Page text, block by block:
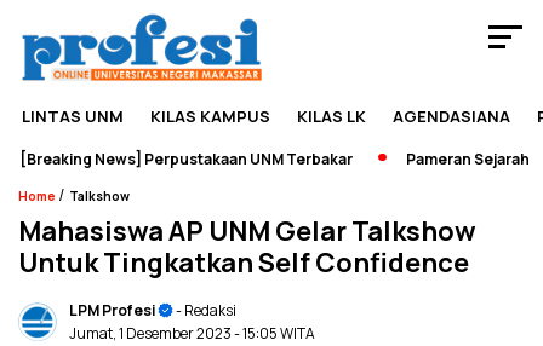
LINTAS UNM KILAS KAMPUS KILAS LK AGENDASIANA
News] Perpustakaan UNM Terbakar Pameran Sejarah
Home / Talkshow
Mahasiswa AP UNM Gelar Talkshow
Untuk Tingkatkan Self Confidence
LPM Profesi
- Redaksi
Jumat, 1 Desember 2023- 15:05 WITA